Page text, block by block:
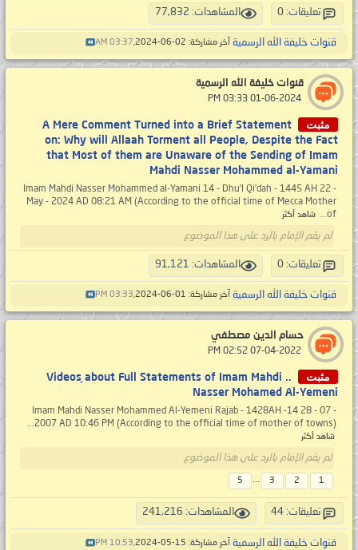
تعليقات: 0 المشاهدات: 77,832
قنوات خليفة الله الرسمية آخر مشاركة: 02-06-2024, 03:37 AM
قنوات خليفة الله الرسمية
مثبت
A Mere Comment Turned into a Brief Statement
on: Why will Allaah Torment all People, Despite the Fact
that Most of them are Unaware of the Sending of Imam
Mahdi Nasser Mohammed al-Yamani
Imam Mahdi Nasser Mohammed al-Yamani 14 - Dhu'l Qi’dah - 1445 AH 22 -
May - 2024 AD 08:21 AM (According to the official time of Mecca Mother
of...
شاهد أكثر
لم يقم الإمام بالرد على هذا الموضوع
تعليقات: 0 المشاهدات: 91,121
قنوات خليفة الله الرسمية آخر مشاركة: 01-06-2024, 03:33 PM
حسام الدين مصطفي
مثبت
.. Videos ِabout Full Statements of Imam Mahdi
Nasser Mohamed Al-Yemeni
Imam Mahdi Nasser Mohammed Al-Yemeni Rajab - 1428AH -14 28 - 07 -
2007 AD 10:46 PM (According to the official time of mother of towns)...
شاهد أكثر
لم يقم الإمام بالرد على هذا الموضوع
1
2
3
...
5
تعليقات: 44 المشاهدات: 241,216
قنوات خليفة الله الرسمية آخر مشاركة: 15-05-2024, 10:53 PM